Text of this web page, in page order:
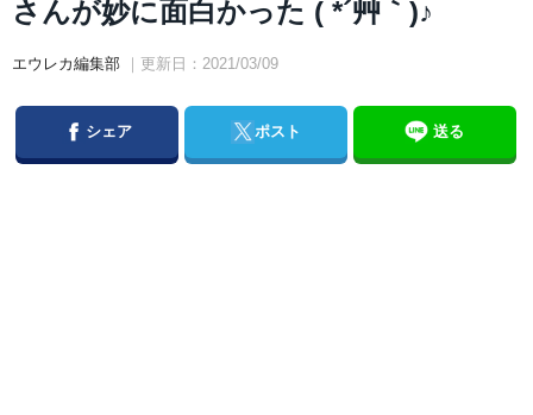
さんが妙に面白かった ( *´艸｀)♪
エウレカ編集部 ｜更新日：2021/03/09
Facebook
シェア Twitterポスト 送る